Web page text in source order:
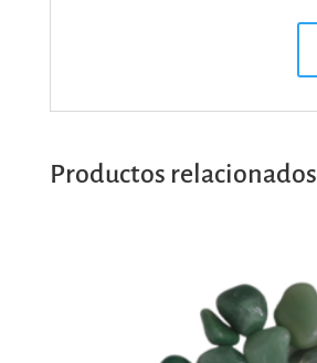
Productos relacionados